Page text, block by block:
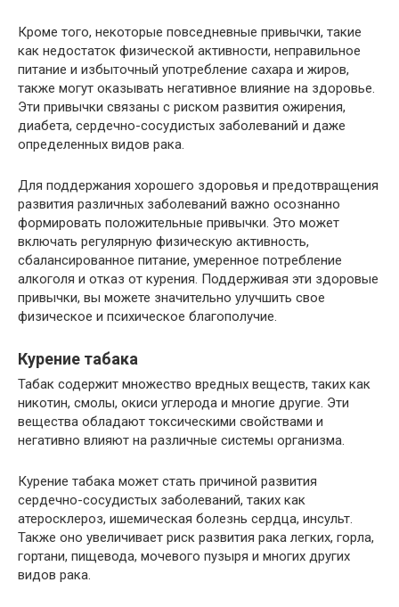
Кроме того, некоторые повседневные привычки, такие
как недостаток физической активности, неправильное
питание и избыточный употребление сахара и жиров,
также могут оказывать негативное влияние на здоровье.
Эти привычки связаны с риском развития ожирения,
диабета, сердечно-сосудистых заболеваний и даже
определенных видов рака.
Для поддержания хорошего здоровья и предотвращения
развития различных заболеваний важно осознанно
формировать положительные привычки. Это может
включать регулярную физическую активность,
сбалансированное питание, умеренное потребление
алкоголя и отказ от курения. Поддерживая эти здоровые
привычки, вы можете значительно улучшить свое
физическое и психическое благополучие.
Курение табака
Табак содержит множество вредных веществ, таких как
никотин, смолы, окиси углерода и многие другие. Эти
вещества обладают токсическими свойствами и
негативно влияют на различные системы организма.
Курение табака может стать причиной развития
сердечно-сосудистых заболеваний, таких как
атеросклероз, ишемическая болезнь сердца, инсульт.
Также оно увеличивает риск развития рака легких, горла,
гортани, пищевода, мочевого пузыря и многих других
видов рака.